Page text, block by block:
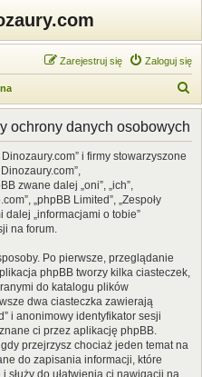
Zaloguj się
Zarejestruj się
z
ochrony danych osobowych
i firmy stowarzyszone
Dinozaury.com”,
zwane dalej „oni”, „ich”,
„phpBB Limited”, „Zespoły
dalej „informacjami o tobie”
na forum.
Po pierwsze, przeglądanie
phpBB tworzy kilka ciasteczek,
do katalogu plików
dwa ciasteczka zawierają
i anonimowy identyfikator sesji
ci przez aplikację phpBB.
przejrzysz chociaż jeden temat na
do zapisania informacji, które
służy do ułatwienia ci nawigacji na